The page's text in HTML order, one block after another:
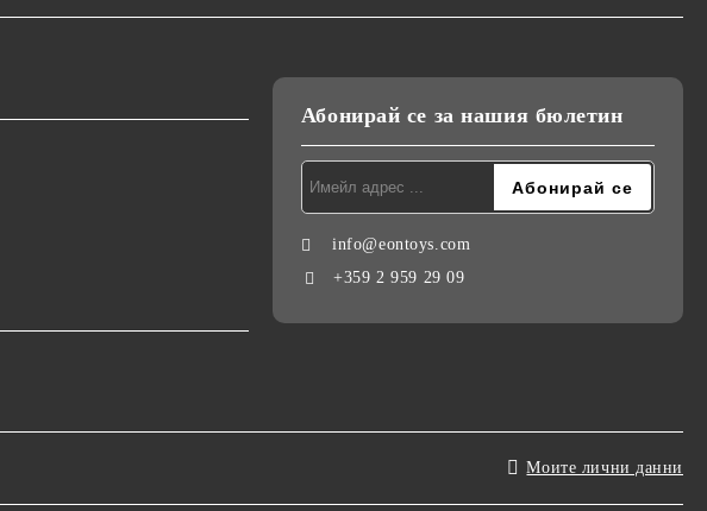
Абонирай се за нашия бюлетин
info@eontoys.com
+359 2 959 29 09
Моите лични данни